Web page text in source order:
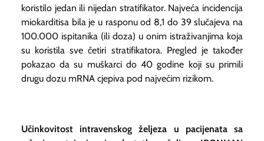
koristilo jedan ili nijedan stratifikator. Najveća incidencija
miokarditisa bila je u rasponu od 8,1 do 39 slučajeva na
100.000 ispitanika (ili doza) u onim istraživanjima koja
su koristila sve četiri stratifikatora. Pregled je također
pokazao da su muškarci do 40 godine koji su primili
drugu dozu mRNA cjepiva pod najvećim rizikom.
Učinkovitost intravenskog željeza u pacijenata sa